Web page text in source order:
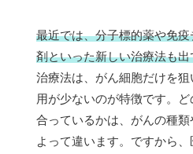
最近では、分子標的薬や免
剤といった新しい治療法も
治療法は、がん細胞だけを
用が少ないのが特徴です。
合っているかは、がんの種
よって違います。ですから、